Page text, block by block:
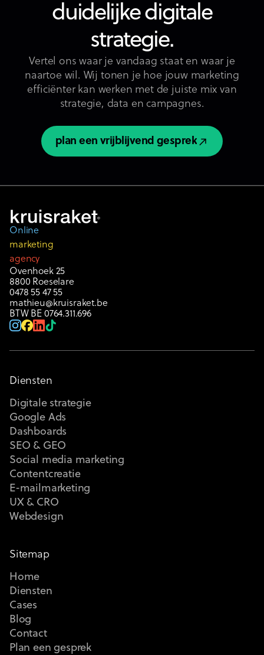
duidelijke digitale
strategie.
Vertel ons waar je vandaag staat en waar je
naartoe wil. Wij tonen je hoe jouw marketing
efficiënter kan werken met de juiste mix van
strategie, data en campagnes.
plan een vrijblijvend gesprek
plan een vrijblijvend gesprek
Online
marketing
agency
Ovenhoek 25
8800 Roeselare
0478 55 47 55
mathieu@kruisraket.be
BTW BE 0764.311.696
Diensten
Digitale strategie
Google Ads
Dashboards
SEO & GEO
Social media marketing
Contentcreatie
E-mailmarketing
UX & CRO
Webdesign
Sitemap
Home
Diensten
Cases
Blog
Contact
Plan een gesprek